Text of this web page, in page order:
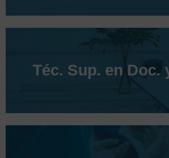
Téc. Sup. en Doc.